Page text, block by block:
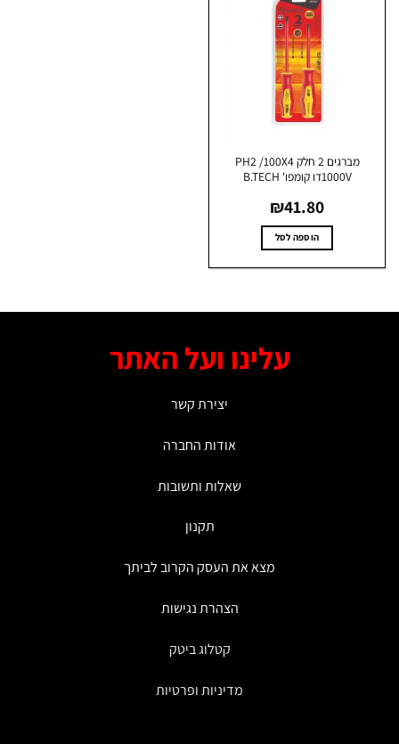
מברגים 2 חלק PH2 /100X4
₪41.80
הוספה לסל
עלינו ועל האתר
יצירת קשר
אודות החברה
שאלות ותשובות
מצא את העסק הקרוב לביתך
הצהרת נגישות
קטלוג ביטק
מדיניות ופרטיות